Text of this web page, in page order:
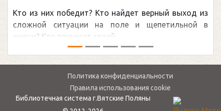
Кто из них победит? Кто найдет верный выход из
сложной ситуации на поле и щепетильной в
жизни? Кто принесет своей ...
Политика конфиденциальности
Правила использования cookie
Библиотечная система г.Вятские Поляны